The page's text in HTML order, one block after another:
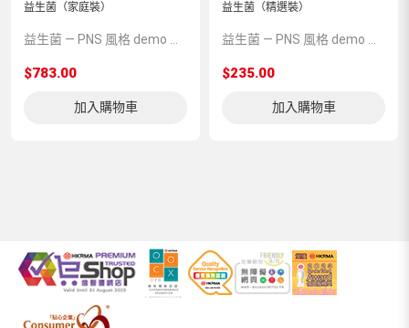
益生菌（家庭裝）
$783.00
加入購物車
益生菌（精選裝）
$235.00
加入購物車